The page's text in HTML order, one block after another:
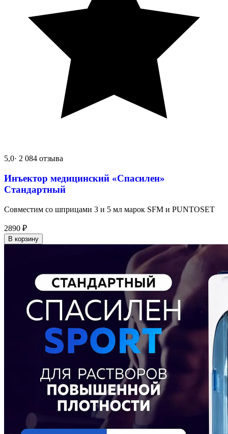
5,0· 2 084 отзыва
Инъектор медицинский «Спасилен»
Стандартный
Совместим со шприцами 3 и 5 мл марок SFM и PUNTOSET
2890 ₽
В корзину